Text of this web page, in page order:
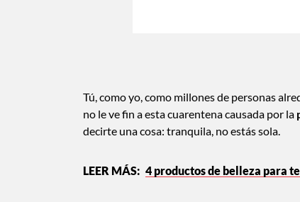
Tú, como yo, como millones de personas
no le ve fin a esta cuarentena causada por la
decirte una cosa: tranquila, no estás sola.
4 productos de belleza para